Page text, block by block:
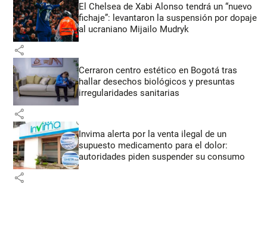
El Chelsea de Xabi Alonso tendrá un “nuevo
fichaje”: levantaron la suspensión por dopaje
al ucraniano Mijailo Mudryk
share
Cerraron centro estético en Bogotá tras
hallar desechos biológicos y presuntas
irregularidades sanitarias
share
Invima alerta por la venta ilegal de un
supuesto medicamento para el dolor:
autoridades piden suspender su consumo
share